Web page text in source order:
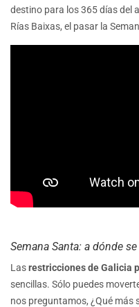
destino para los 365 días del
Rías Baixas, el pasar la
Semana Santa: a dónde
Lasrestricciones de Galicia
sencillas. Sólo puedes
nos preguntamos, ¿Qué más